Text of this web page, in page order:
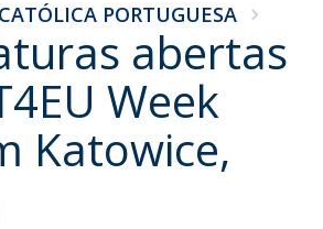
PORTUGUESA
abertas
Week
Katowice,